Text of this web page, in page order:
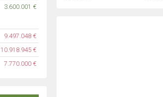
3.600.001 €
9.497.048 €
10.918.945 €
7.770.000 €